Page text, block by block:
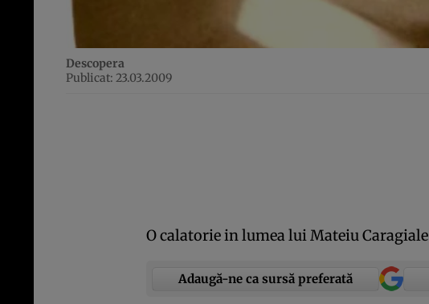
Descopera
Publicat: 23.03.2009
O calatorie in lumea lui Mateiu Caragiale
Adaugă-ne ca sursă preferată